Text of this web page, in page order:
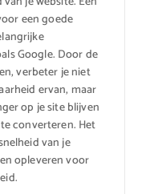
een goede
Google. Door de
verbeter je niet
ervan, maar
op je site blijven
converteren. Het
van je
opleveren voor